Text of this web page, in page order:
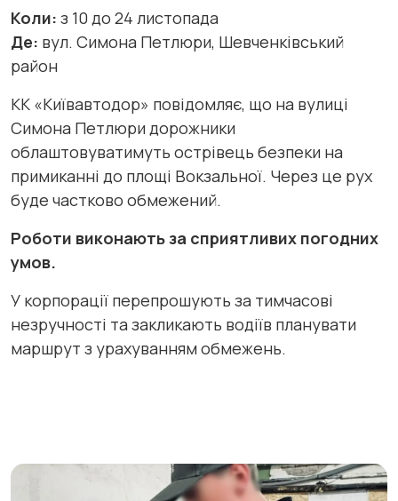
Коли: з 10 до 24 листопада
Де: вул. Симона Петлюри, Шевченківський
район
КК «Київавтодор» повідомляє, що на вулиці
Симона Петлюри дорожники
облаштовуватимуть острівець безпеки на
примиканні до площі Вокзальної. Через це рух
буде частково обмежений.
Роботи виконають за сприятливих погодних
умов.
У корпорації перепрошують за тимчасові
незручності та закликають водіїв планувати
маршрут з урахуванням обмежень.